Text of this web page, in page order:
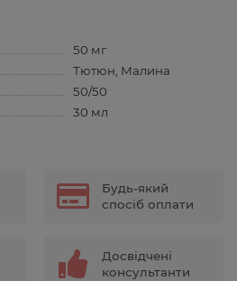
50 мг
Тютюн, Малина
50/50
30 мл
Будь-який
спосіб оплати
Досвідчені
консультанти